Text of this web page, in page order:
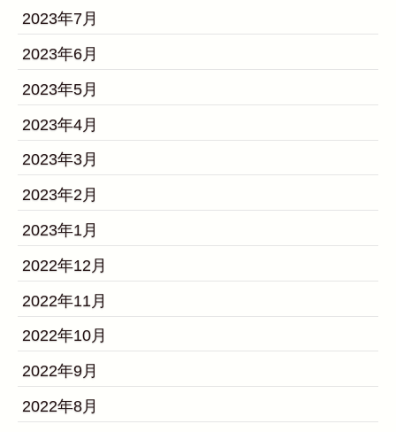
2023年7月
2023年6月
2023年5月
2023年4月
2023年3月
2023年2月
2023年1月
2022年12月
2022年11月
2022年10月
2022年9月
2022年8月